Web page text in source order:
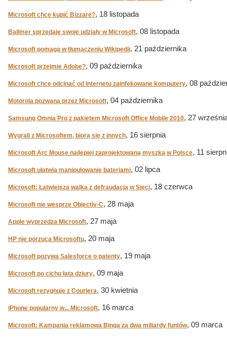
Microsoft chce kupić Bizzare?, 18 listopada
Ballmer sprzedaje swoje udziały w Microsoft, 08 listopada
Microsoft pomaga w tłumaczeniu Wikipedii, 21 października
Microsoft przejmie Adobe?, 09 października
Microsoft chce odcinać od Internetu zainfekowane komputery, 08
Motorola pozwana przez Microsoft, 04 października
Samsung Omnia Pro z pakietem Microsoft Office Mobile 2010, 27
Wygrali z Microsoftem, biorą się z innych, 16 sierpnia
Microsoft Arc Mouse najlepiej zaprojektowaną myszką w Polsce, 11
Microsoft ułatwia manipulowanie bateriami, 02 lipca
Microsoft: Łatwiejsza walka z defraudacją w Sieci, 18 czerwca
Microsoft nie wesprze Objectiv-C, 28 maja
Apple wyprzedza Microsoft, 27 maja
HP nie porzuca Microsoftu, 20 maja
Microsoft pozywa Salesforce o patenty, 19 maja
Microsoft po cichu łata dziury, 09 maja
Microsoft rezygnuje z Couriera, 30 kwietnia
iPhone popularny w... Microsoft, 16 marca
Microsoft: Kampania reklamowa Binga za dwa miliardy funtów, 09 marca